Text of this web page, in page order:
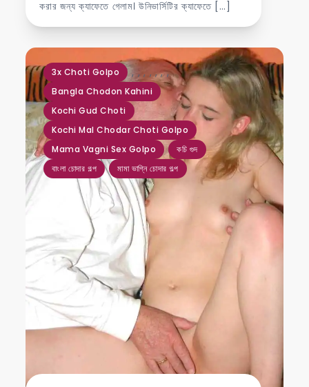
করার জন্য ক্যাফেতে গেলাম। উনিভার্সিটির ক্যাফেতে […]
3x Choti Golpo ,
Bangla Chodon Kahini
,
Kochi Gud Choti
,
Kochi Mal Chodar Choti Golpo
,
Mama Vagni Sex Golpo
,
কচি গুদ
,
বাংলা চোদার গল্প
,
মামা ভাগ্নি চোদার গল্প